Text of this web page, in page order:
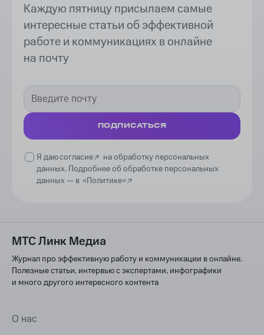
Каждую пятницу присылаем самые
интересные статьи об эффективной
работе и коммуникациях в онлайне
на почту
ПОДПИСАТЬСЯ
Я даюсогласие
на обработку персональных
данных. Подробнее об обработке персональных
данных — в «Политике»
МТС Линк Медиа
Журнал про эффективную работу и коммуникации в онлайне.
Полезные статьи, интервью с экспертами, инфографики
и много другого интересного контента
О нас